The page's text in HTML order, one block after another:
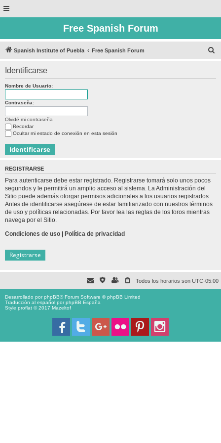
Free Spanish Forum
Spanish Institute of Puebla Free Spanish Forum
Identificarse
Nombre de Usuario:
Contraseña:
Olvidé mi contraseña
Recordar
Ocultar mi estado de conexión en esta sesión
REGISTRARSE
Para autenticarse debe estar registrado. Registrarse tomará solo unos pocos
segundos y le permitirá un amplio acceso al sistema. La Administración del
Sitio puede además otorgar permisos adicionales a los usuarios registrados.
Antes de identificarse asegúrese de estar familiarizado con nuestros términos
de uso y políticas relacionadas. Por favor lea las reglas de los foros mientras
navega por el Sitio.
Condiciones de uso | Política de privacidad
Registrarse
Todos los horarios son UTC-05:00
Desarrollado porphpBB® Forum Software © phpBB Limited
Traducción al español porphpBB España
Style proflat © 2017 Mazeltof